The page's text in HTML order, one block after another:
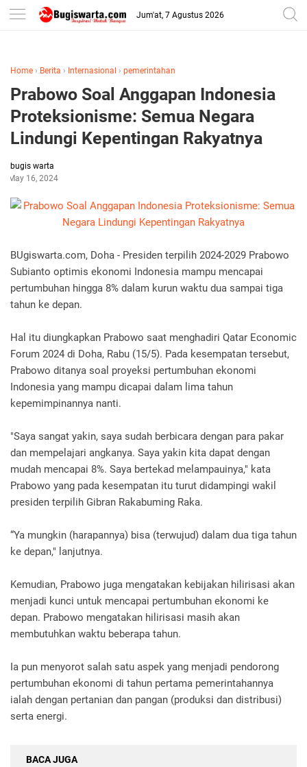
-->
Jum'at, 7 Agustus 2026
Home › Berita › Internasional › pemerintahan
Prabowo Soal Anggapan Indonesia
Proteksionisme: Semua Negara
Lindungi Kepentingan Rakyatnya
bugis warta
May 16, 2024
BUgiswarta.com, Doha - Presiden terpilih 2024-2029 Prabowo
Subianto optimis ekonomi Indonesia mampu mencapai
pertumbuhan hingga 8% dalam kurun waktu dua sampai tiga
tahun ke depan.
Hal itu diungkapkan Prabowo saat menghadiri Qatar Economic
Forum 2024 di Doha, Rabu (15/5). Pada kesempatan tersebut,
Prabowo ditanya soal proyeksi pertumbuhan ekonomi
Indonesia yang mampu dicapai dalam lima tahun
kepemimpinannya nanti.
"Saya sangat yakin, saya sudah berbicara dengan para pakar
dan mempelajari angkanya. Saya yakin kita dapat dengan
mudah mencapai 8%. Saya bertekad melampauinya," kata
Prabowo yang pada kesempatan itu turut didampingi wakil
presiden terpilih Gibran Rakabuming Raka.
“Ya mungkin (harapannya) bisa (terwujud) dalam dua tiga tahun
ke depan," lanjutnya.
Kemudian, Prabowo juga mengatakan kebijakan hilirisasi akan
menjadi kunci untuk mencapai pertumbuhan ekonomi ke
depan. Prabowo mengatakan hilirisasi masih akan
membutuhkan waktu beberapa tahun.
Ia pun menyorot salah satu aspek yang menjadi pendorong
pertumbuhan ekonomi di tahun pertama pemerintahannya
ialah dengan pertanian dan pangan (produksi dan distribusi)
serta energi.
BACA JUGA